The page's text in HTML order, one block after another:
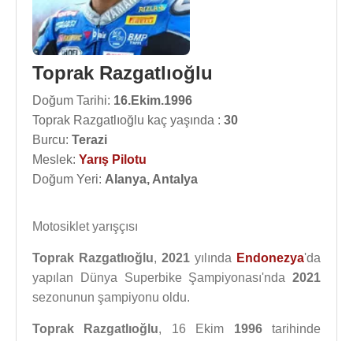
Toprak Razgatlıoğlu
Doğum Tarihi: 16.Ekim.1996
Toprak Razgatlıoğlu kaç yaşında : 30
Burcu: Terazi
Meslek: Yarış Pilotu
Doğum Yeri: Alanya, Antalya
Motosiklet yarışçısı
Toprak Razgatlıoğlu, 2021 yılında Endonezya'da
yapılan Dünya Superbike Şampiyonası'nda 2021
sezonunun şampiyonu oldu.
Toprak Razgatlıoğlu, 16 Ekim 1996tarihinde